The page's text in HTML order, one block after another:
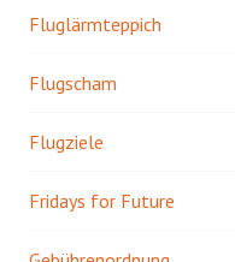
Fluglärmteppich
Flugscham
Flugziele
Fridays for Future